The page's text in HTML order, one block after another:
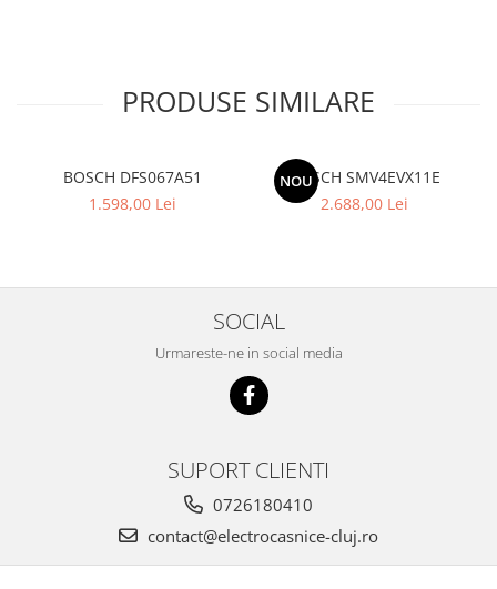
PRODUSE SIMILARE
BOSCH DFS067A51
1.598,00 Lei
NOU
BOSCH SMV4EVX11E
2.688,00 Lei
SOCIAL
Urmareste-ne in social media
SUPORT CLIENTI
0726180410
contact@electrocasnice-cluj.ro